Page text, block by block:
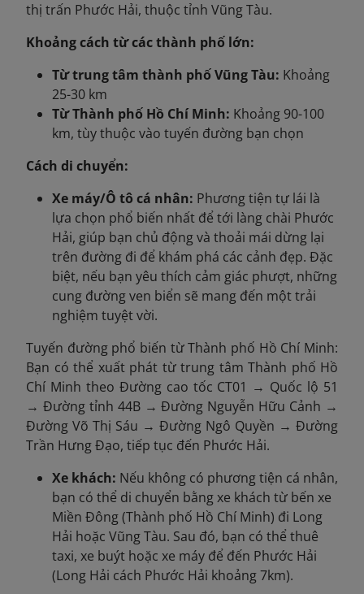
thị trấn Phước Hải, thuộc tỉnh Vũng Tàu.
Khoảng cách từ các thành phố lớn:
Từ trung tâm thành phố Vũng Tàu: Khoảng
25-30 km
Từ Thành phố Hồ Chí Minh: Khoảng 90-100
km, tùy thuộc vào tuyến đường bạn chọn
Cách di chuyển:
Xe máy/Ô tô cá nhân: Phương tiện tự lái là
lựa chọn phổ biến nhất để tới làng chài Phước
Hải, giúp bạn chủ động và thoải mái dừng lại
trên đường đi để khám phá các cảnh đẹp. Đặc
biệt, nếu bạn yêu thích cảm giác phượt, những
cung đường ven biển sẽ mang đến một trải
nghiệm tuyệt vời.
Tuyến đường phổ biến từ Thành phố Hồ Chí Minh:
Bạn có thể xuất phát từ trung tâm Thành phố Hồ
Chí Minh theo Đường cao tốc CT01 → Quốc lộ 51
→ Đường tỉnh 44B → Đường Nguyễn Hữu Cảnh →
Đường Võ Thị Sáu → Đường Ngô Quyền → Đường
Trần Hưng Đạo, tiếp tục đến Phước Hải.
Xe khách: Nếu không có phương tiện cá nhân,
bạn có thể di chuyển bằng xe khách từ bến xe
Miền Đông (Thành phố Hồ Chí Minh) đi Long
Hải hoặc Vũng Tàu. Sau đó, bạn có thể thuê
taxi, xe buýt hoặc xe máy để đến Phước Hải
(Long Hải cách Phước Hải khoảng 7km).